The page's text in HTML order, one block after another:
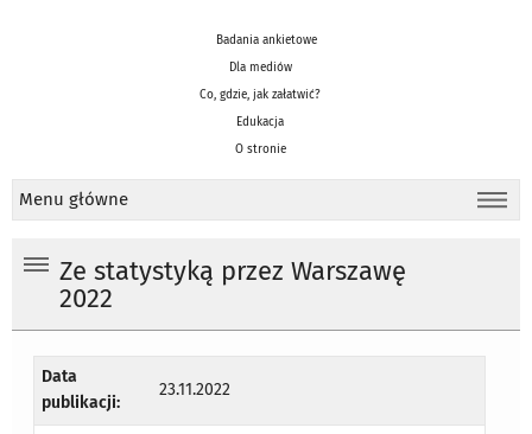
Badania ankietowe
Dla mediów
Co, gdzie, jak załatwić?
Edukacja
O stronie
Menu główne
Ze statystyką przez Warszawę
2022
Data
publikacji:
23.11.2022